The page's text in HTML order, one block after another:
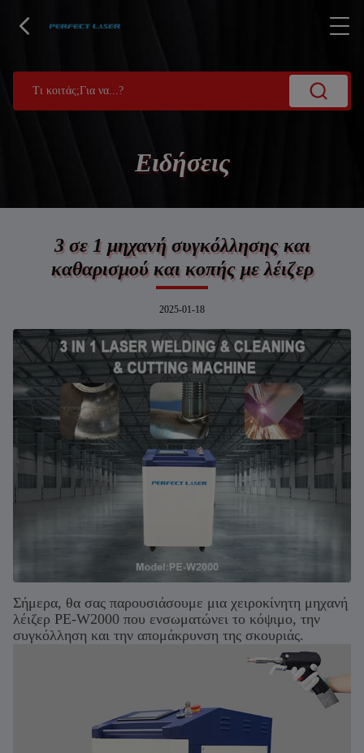
Ειδήσεις
3 σε 1 μηχανή συγκόλλησης και
καθαρισμού και κοπής με λέιζερ
2025-01-18
Σήμερα, θα σας παρουσιάσουμε μια χειροκίνητη μηχανή
λέιζερ PE-W2000 που ενσωματώνει το κόψιμο, την
συγκόλληση και την απομάκρυνση της σκουριάς.